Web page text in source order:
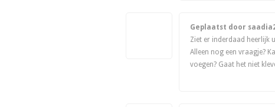
Geplaatst door
Ziet er inderdaad heerlijk
Alleen nog een vraagje?
voegen? Gaat het niet